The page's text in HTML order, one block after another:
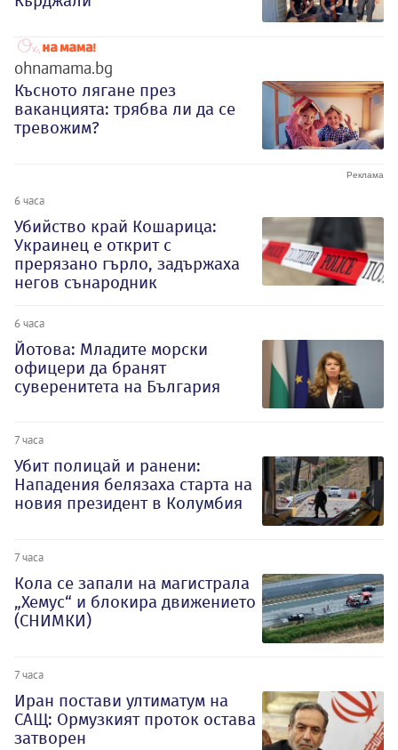
ohnamama.bg
Късното лягане през
ваканцията: трябва ли да се
тревожим?
6 часа
Убийство край Кошарица:
Украинец е открит с
прерязано гърло, задържаха
негов сънародник
6 часа
Йотова: Младите морски
офицери да бранят
суверенитета на България
7 часа
Убит полицай и ранени:
Нападения белязаха старта на
новия президент в Колумбия
7 часа
Кола се запали на магистрала
„Хемус“ и блокира движението
(СНИМКИ)
7 часа
Иран постави ултиматум на
САЩ: Ормузкият проток остава
затворен